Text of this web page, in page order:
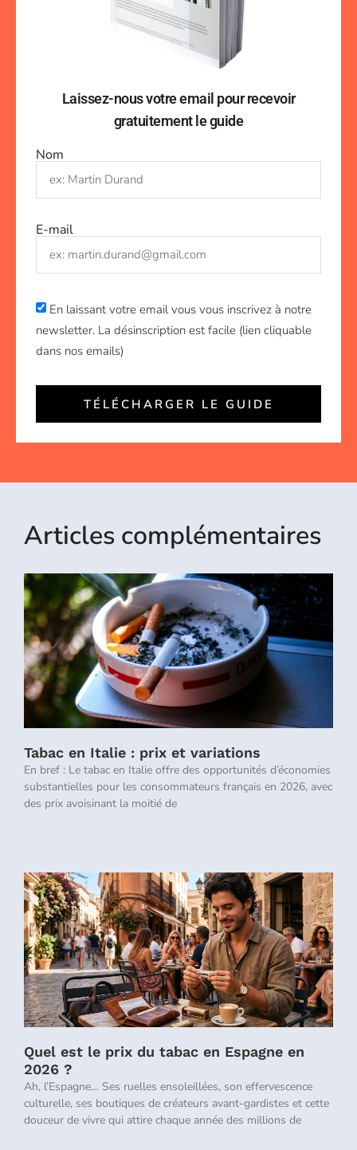
Laissez-nous votre email pour recevoir
gratuitement le guide
Nom
E-mail
En laissant votre email vous vous inscrivez à notre
newsletter. La désinscription est facile (lien cliquable
dans nos emails)
TÉLÉCHARGER LE GUIDE
Articles complémentaires
Tabac en Italie : prix et variations
En bref : Le tabac en Italie offre des opportunités d’économies
substantielles pour les consommateurs français en 2026, avec
des prix avoisinant la moitié de
Quel est le prix du tabac en Espagne en
2026 ?
Ah, l’Espagne… Ses ruelles ensoleillées, son effervescence
culturelle, ses boutiques de créateurs avant-gardistes et cette
douceur de vivre qui attire chaque année des millions de